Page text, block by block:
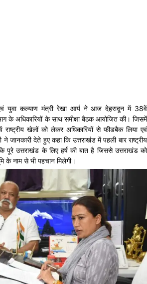
युवा कल्याण मंत्री रेखा आर्य ने आज देहरादून में 38वें
के अधिकारियों के साथ समीक्षा बैठक आयोजित की। जिसमें
खेलों को लेकर अधिकारियों से फीडबैक लिया एवं
जानकारी देते हुए कहा कि उत्तराखंड में पहली बार राष्ट्रीय
पूरे उत्तराखंड के लिए हर्ष की बात है जिससे उत्तराखंड को
नाम से भी पहचान मिलेगी।